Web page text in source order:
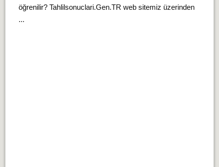
öğrenilir? Tahlilsonuclari.Gen.TR web sitemiz üzerinden
...